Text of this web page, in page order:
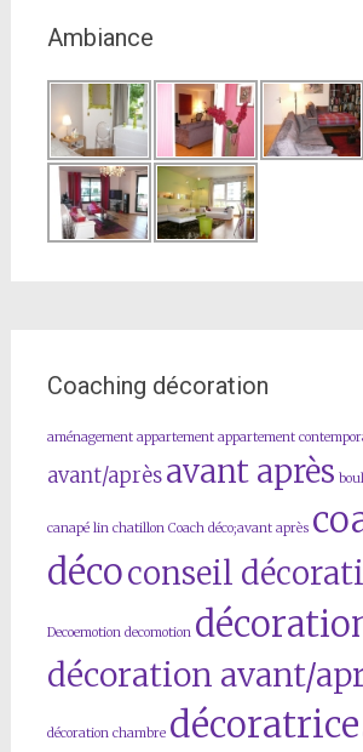
Ambiance
Coaching décoration
aménagement appartement appartement
avant/aprèsavant après
canapé lin chatillon Coach déco;avant après
décoconseil
Decoemotion decomotion
décoration avant/
décoration chambre décoratrice